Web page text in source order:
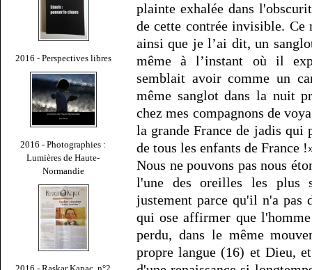
2016 - Perspectives libres
2016 - Photographies :
Lumières de Haute-
Normandie
plainte exhalée dans
de cette contrée invisible. Ce
ainsi que je l’ai dit, un
même à l’instant où il
semblait avoir comme un
même sanglot dans la nuit
chez mes compagnons de
la grande France de jadis
de tous les enfants de France
Nous ne pouvons pas nous
l'une des oreilles les plus
justement parce qu'il n'a pas
qui ose affirmer que
perdu, dans le même
propre langue (16) et Dieu,